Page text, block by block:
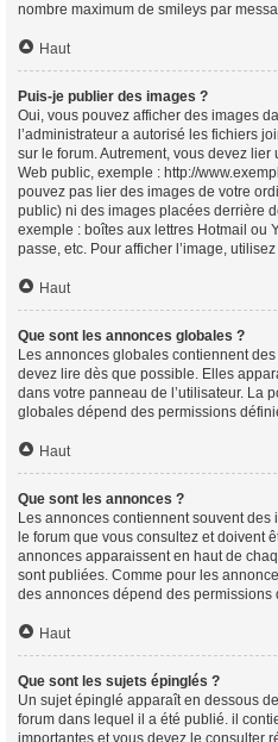
nombre maximum de smileys par
Haut
Puis-je publier des images ?
Oui, vous pouvez afficher des images
l’administrateur a autorisé les fichiers
sur le forum. Autrement, vous devez
Web public, exemple : http://
pouvez pas lier des images de votre
public) ni des images placées derrière
exemple : boîtes aux lettres Hotmail ou
passe, etc. Pour afficher l’image,
Haut
Que sont les annonces globales ?
Les annonces globales contiennent
devez lire dès que possible. Elles
dans votre panneau de l’utilisateur. La
globales dépend des permissions
Haut
Que sont les annonces ?
Les annonces contiennent souvent
le forum que vous consultez et doivent
annonces apparaissent en haut de
sont publiées. Comme pour les
des annonces dépend des permissions
Haut
Que sont les sujets épinglés ?
Un sujet épinglé apparaît en dessous
forum dans lequel il a été publié. il
importantes et vous devez le consulter